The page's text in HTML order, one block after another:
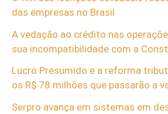
das empresas no Brasil
A vedação ao crédito nas
sua incompatibilidade com a
Lucro Presumido e a reforma
os R$ 78 milhões que passarão a
Serpro avança em sistemas em